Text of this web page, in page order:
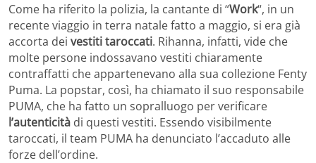
Come ha riferito la polizia, la cantante di “Work“, in un
recente viaggio in terra natale fatto a maggio, si era già
accorta dei vestiti taroccati. Rihanna, infatti, vide che
molte persone indossavano vestiti chiaramente
contraffatti che appartenevano alla sua collezione Fenty
Puma. La popstar, così, ha chiamato il suo responsabile
PUMA, che ha fatto un sopralluogo per verificare
l’autenticità di questi vestiti. Essendo visibilmente
taroccati, il team PUMA ha denunciato l’accaduto alle
forze dell’ordine.